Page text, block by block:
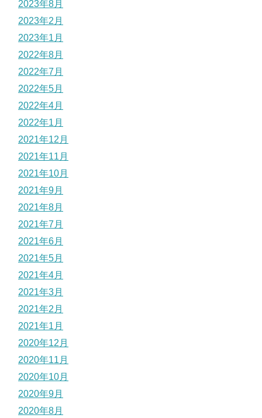
2023年8月
2023年2月
2023年1月
2022年8月
2022年7月
2022年5月
2022年4月
2022年1月
2021年12月
2021年11月
2021年10月
2021年9月
2021年8月
2021年7月
2021年6月
2021年5月
2021年4月
2021年3月
2021年2月
2021年1月
2020年12月
2020年11月
2020年10月
2020年9月
2020年8月